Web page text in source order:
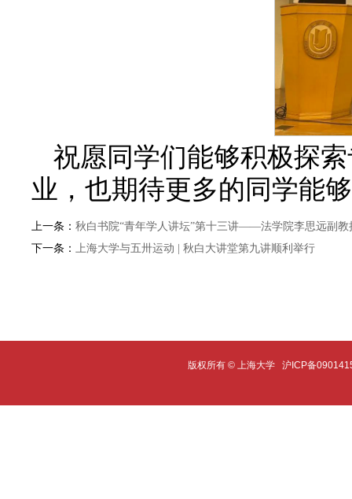
祝愿同学们能够积极探
业，也期待更多的同学能
上一条： 秋白书院“青年学人讲坛”第十三讲——法学院李思远副教
下一条： 上海大学与五卅运动 | 秋白大讲堂第九讲顺利举行
版权所有 © 上海大学 沪ICP备